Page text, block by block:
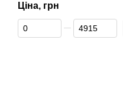
Ціна, грн
От Ціна, грн
До Ціна, грн